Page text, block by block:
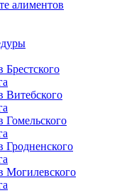
алиментов
Витебского
Гомельского
Гродненского
Могилевского